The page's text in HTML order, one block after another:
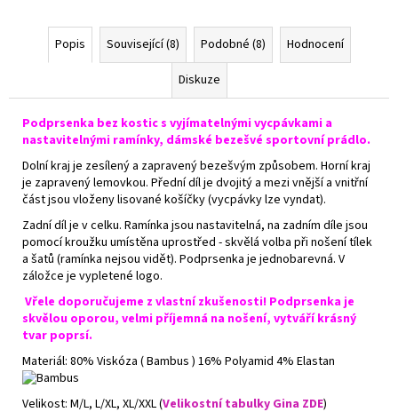
Popis Související (8) Podobné (8)
Hodnocení
Diskuze
Podprsenka bez kostic s vyjímatelnými vycpávkami a
nastavitelnými ramínky, dámské bezešvé sportovní prádlo.
Dolní kraj je zesílený a zapravený bezešvým způsobem. Horní kraj
je zapravený lemovkou. Přední díl je dvojitý a mezi vnější a vnitřní
část jsou vloženy lisované košíčky (vycpávky lze vyndat).
Zadní díl je v celku. Ramínka jsou nastavitelná, na zadním díle jsou
pomocí kroužku umístěna uprostřed - skvělá volba při nošení tílek
a šatů (ramínka nejsou vidět). Podprsenka je jednobarevná. V
záložce je vypletené logo.
Vřele doporučujeme z vlastní zkušenosti! Podprsenka je
skvělou oporou, velmi příjemná na nošení, vytváří krásný
tvar poprsí.
Materiál: 80% Viskóza ( Bambus ) 16% Polyamid 4% Elastan
Velikost: M/L, L/XL, XL/XXL (Velikostní tabulky Gina ZDE)